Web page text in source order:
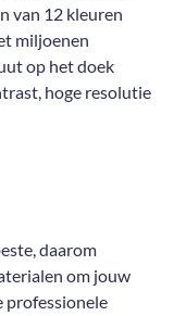
van 12 kleuren
miljoenen
op het doek
hoge resolutie
daarom
om jouw
professionele